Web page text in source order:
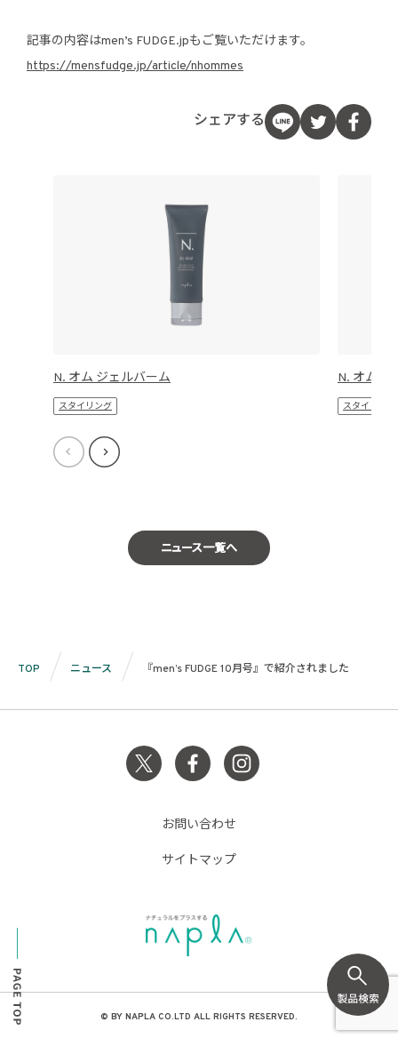
記事の内容はmen’s FUDGE.jpもご覧いただけます。
https://mensfudge.jp/article/nhommes
シェアする
N. オム ジェルバーム
スタイリング
N. オム ア
スタイリング
ニュース一覧へ
TOP ニュース 『men’s FUDGE 10月号』で紹介されました
お問い合わせ
サイトマップ
© BY NAPLA CO.LTD ALL RIGHTS RESERVED.